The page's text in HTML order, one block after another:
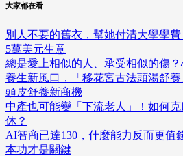
大家都在看
別人不要的舊衣，幫她付清大學學
5萬美元生意
總是愛上相似的人、承受相似的傷
養生新風口，「移花宮古法頭湯舒
頭皮舒養新商機
中產也可能變「下流老人」！如何
休？
AI智商已達130，什麼能力反而更值
本功才是關鍵